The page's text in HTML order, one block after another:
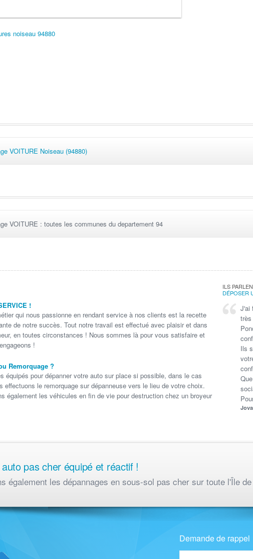
noiseau 94880
VOITURE Noiseau (94880)
VOITURE : toutes les communes du departement 94
!
qui nous passionne en rendant service à nos clients est la recette
de notre succès. Tout notre travail est effectué avec plaisir et dans
en toutes circonstances ! Nous sommes là pour vous satisfaire et
!
Remorquage ?
équipés pour dépanner votre auto sur place si possible, dans le cas
effectuons le remorquage sur dépanneuse vers le lieu de votre choix.
également les véhicules en fin de vie pour destruction chez un broyeur
ILS
DÉPOSER
J'ai
Ils
et
pas cher équipé et réactif !
également les dépannages en sous-sol pas cher sur toute l'Île
Demande de rappel